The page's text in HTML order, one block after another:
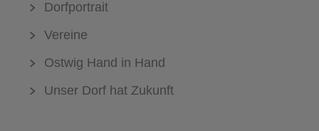
Dorfportrait
Vereine
Ostwig Hand in Hand
Unser Dorf hat Zukunft